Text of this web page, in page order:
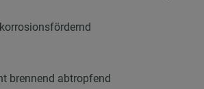
brennend abtropfend